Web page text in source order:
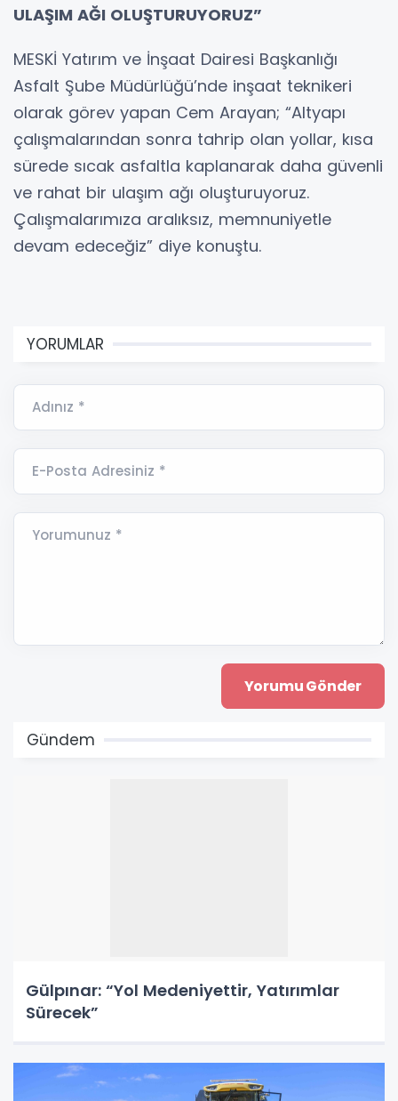
ULAŞIM AĞI OLUŞTURUYORUZ”
MESKİ Yatırım ve İnşaat Dairesi Başkanlığı
Asfalt Şube Müdürlüğü’nde inşaat teknikeri
olarak görev yapan Cem Arayan; “Altyapı
çalışmalarından sonra tahrip olan yollar, kısa
sürede sıcak asfaltla kaplanarak daha güvenli
ve rahat bir ulaşım ağı oluşturuyoruz.
Çalışmalarımıza aralıksız, memnuniyetle
devam edeceğiz” diye konuştu.
YORUMLAR
Adınız *
E-Posta Adresiniz *
Yorumunuz *
Gündem
Gülpınar: “Yol Medeniyettir, Yatırımlar
Sürecek”